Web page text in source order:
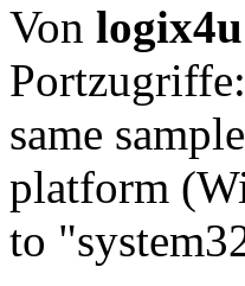
Von logix4u
same
platform
to